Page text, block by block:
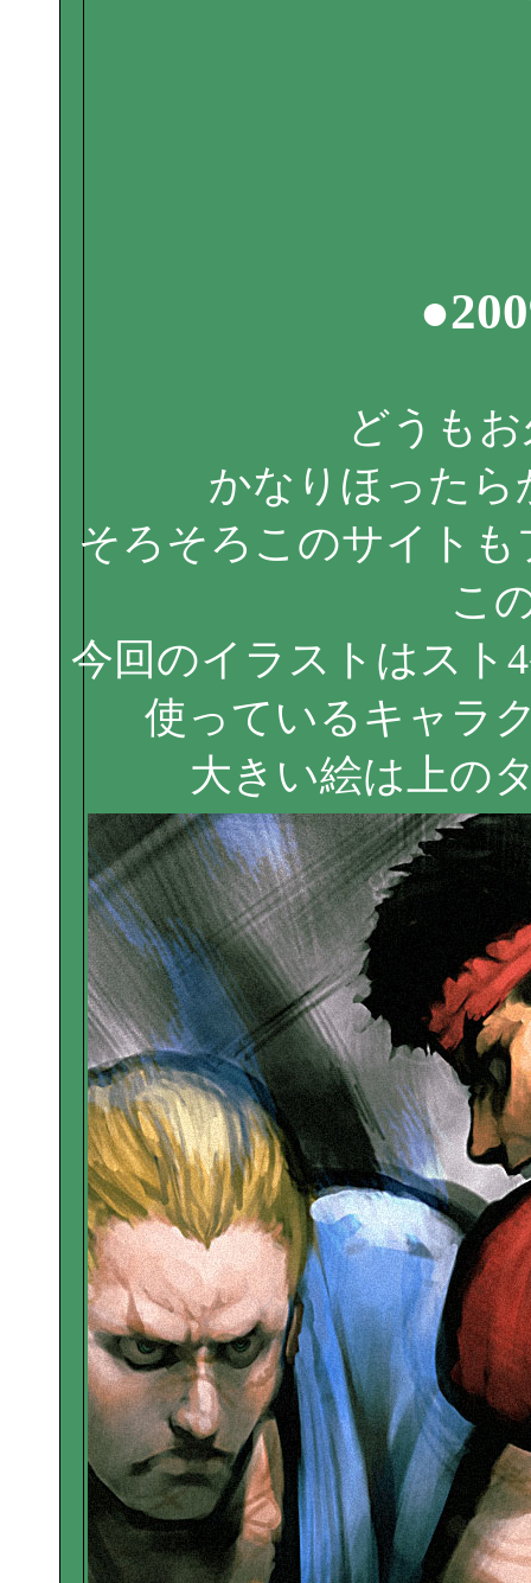
どうも
かなりほった
そろそろこのサイト
こ
今回のイラストはスト
使っているキャラ
大きい絵は上の